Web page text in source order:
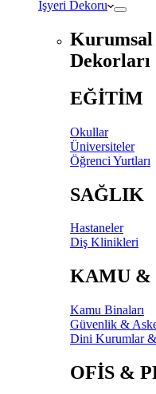
İşyeri Dekoru
Dekorları
EĞİTİM
Okullar
Üniversiteler
Öğrenci Yurtları
SAĞLIK
Hastaneler
Diş Klinikleri
KAMU &
Kamu Binaları
Güvenlik &
Dini Kurumlar
OFİS &